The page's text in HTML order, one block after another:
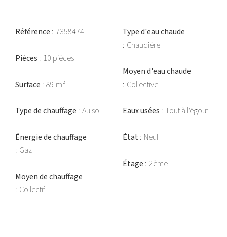
Référence 7358474
Pièces 10 pièces
Surface 89 m²
Type de chauffage Au sol
Énergie de chauffage
Gaz
Moyen de chauffage
Collectif
Type d'eau chaude
Chaudière
Moyen d'eau chaude
Collective
Eaux usées Tout à l'égout
État Neuf
Étage 2ème